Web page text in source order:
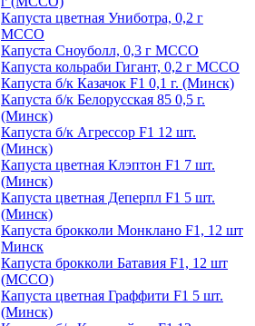
Капуста цветная Униботра, 0,2 г
МССО
Капуста Сноуболл, 0,3 г МССО
Капуста кольраби Гигант, 0,2 г МССО
Капуста б/к Казачок F1 0,1 г. (Минск)
Капуста б/к Белорусская 85 0,5 г.
(Минск)
Капуста б/к Агрессор F1 12 шт.
(Минск)
Капуста цветная Клэптон F1 7 шт.
(Минск)
Капуста цветная Деперпл F1 5 шт.
(Минск)
Капуста брокколи Монклано F1, 12 шт
Минск
Капуста брокколи Батавия F1, 12 шт
(МССО)
Капуста цветная Граффити F1 5 шт.
(Минск)